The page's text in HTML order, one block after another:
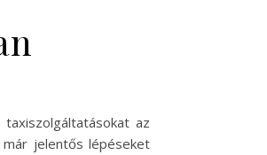
az
jelentős lépéseket